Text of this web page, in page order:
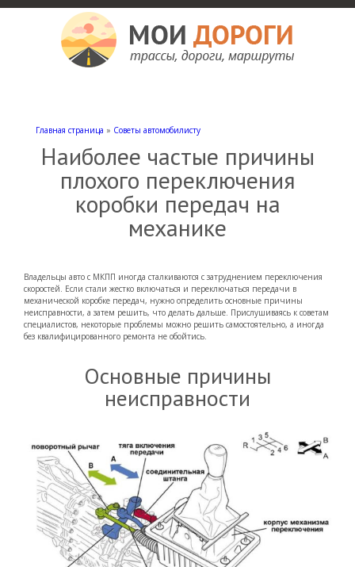
Главная страница » Советы автомобилисту
Наиболее частые причины
плохого переключения
коробки передач на
механике
Владельцы авто с МКПП иногда сталкиваются с затруднением переключения
скоростей. Если стали жестко включаться и переключаться передачи в
механической коробке передач, нужно определить основные причины
неисправности, а затем решить, что делать дальше. Прислушиваясь к советам
специалистов, некоторые проблемы можно решить самостоятельно, а иногда
без квалифицированного ремонта не обойтись.
Основные причины
неисправности